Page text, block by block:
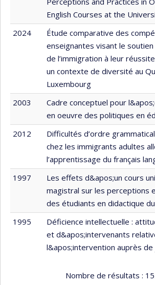
English Courses at the
2024
Étude comparative des
enseignantes visant le
de l’immigration à leur
un contexte de diversité au
Luxembourg
2003
Cadre conceptuel pour
en oeuvre des politiques en
2012
Difficultés d’ordre
chez les immigrants adultes
l’apprentissage du français
1997
Les effets d&apos;un cours
magistral sur les perceptions
des étudiants en didactique
1995
Déficience intellectuelle :
et d&apos;intervenants
l&apos;intervention auprès
Nombre de résultats :